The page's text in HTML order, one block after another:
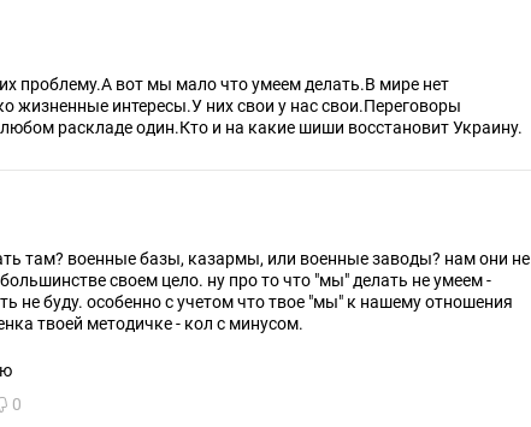
проблему.А вот мы мало что умеем делать.В мире нет
жизненные интересы.У них свои у нас свои.Переговоры
раскладе один.Кто и на какие шиши восстановит Украину.
там? военные базы, казармы, или военные заводы? нам они не
своем цело. ну про то что "мы" делать не умеем -
не буду. особенно с учетом что твое "мы" к нашему отношения
что оценка твоей методичке - кол с минусом.
0